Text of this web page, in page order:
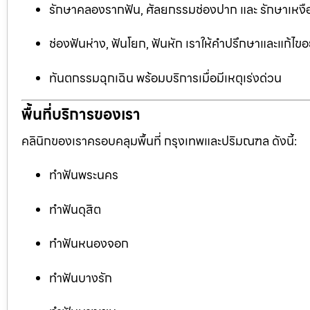
รักษาคลองรากฟัน, ศัลยกรรมช่องปาก และ รักษาเหงื
ช่องฟันห่าง, ฟันโยก, ฟันหัก เราให้คำปรึกษาและแก้ไข
ทันตกรรมฉุกเฉิน พร้อมบริการเมื่อมีเหตุเร่งด่วน
พื้นที่บริการของเรา
คลินิกของเราครอบคลุมพื้นที่ กรุงเทพและปริมณฑล ดังนี้:
ทำฟันพระนคร
ทำฟันดุสิต
ทำฟันหนองจอก
ทำฟันบางรัก